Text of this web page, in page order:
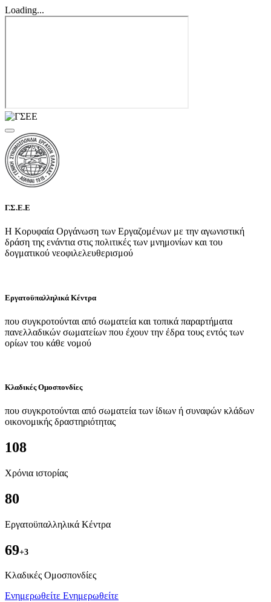
Loading...
Γ.Σ.Ε.Ε
Η Κορυφαία Οργάνωση των Εργαζομένων με την αγωνιστική
δράση της ενάντια στις πολιτικές των μνημονίων και του
δογματικού νεοφιλελευθερισμού
Εργατοϋπαλληλικά Κέντρα
που συγκροτούνται από σωματεία και τοπικά παραρτήματα
πανελλαδικών σωματείων που έχουν την έδρα τους εντός των
ορίων του κάθε νομού
Κλαδικές Ομοσπονδίες
που συγκροτούνται από σωματεία των ίδιων ή συναφών κλάδων
οικονομικής δραστηριότητας
108
Χρόνια ιστορίας
80
Εργατοϋπαλληλικά Κέντρα
69+3
Kλαδικές Ομοσπονδίες
Ενημερωθείτε Ενημερωθείτε